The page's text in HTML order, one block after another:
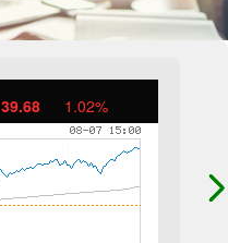
39.68 1.02%